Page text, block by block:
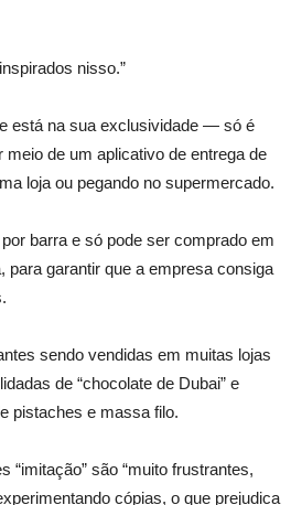
nisso.”
está na sua exclusividade — só é
de um aplicativo de entrega de
loja ou pegando no supermercado.
barra e só pode ser comprado em
para garantir que a empresa consiga
sendo vendidas em muitas lojas
de “chocolate de Dubai” e
pistaches e massa filo.
“imitação” são “muito frustrantes,
cópias, o que prejudica